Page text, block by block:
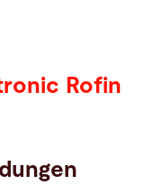
Rofin